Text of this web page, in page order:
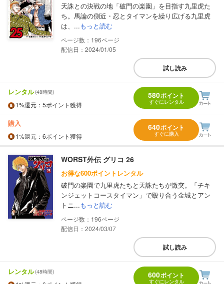
天誅との決戦の地「破門の楽園」を目指す九里虎た
ち。馬論の側近・忍とタイマンを繰り広げる九里虎
は、...もっと読む
196
配信日：2024/01/05
試し読み
レンタル(48時間)
1%還元 ：5ポイント獲得
580ポイント
すぐにレンタル
購入
1%還元 ：6ポイント獲得
640ポイント
すぐに購入
WORST外伝 グリコ 26
お得な600ポイントレンタル
破門の楽園で九里虎たちと天誅たちが激突。「チキ
ンジェットコースタイマン」で殴り合う金城とアン
トニ...もっと読む
196
配信日：2024/03/07
試し読み
レンタル(48時間) 600ポイント
すぐにレンタル